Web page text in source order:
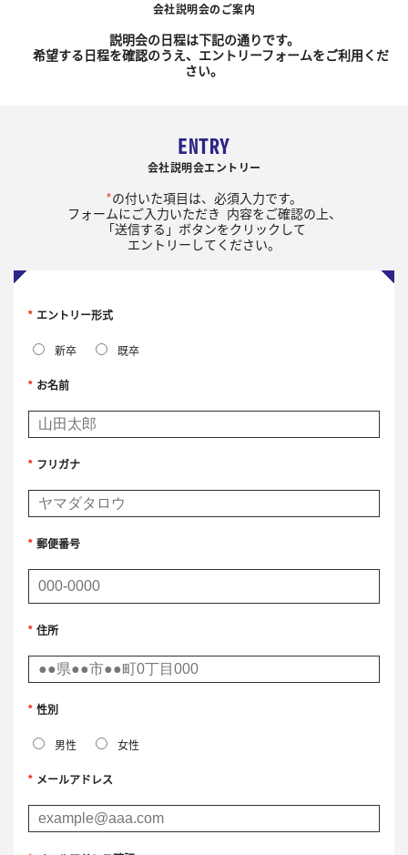
会社説明会のご案内
説明会の日程は下記の通りです。
希望する日程を確認のうえ、エントリーフォームをご利用くだ
さい。
ENTRY
会社説明会エントリー
*の付いた項目は、必須入力です。
フォームにご入力いただき 内容をご確認の上、
「送信する」ボタンをクリックして
エントリーしてください。
* エントリー形式
新卒 既卒
* お名前
* フリガナ
* 郵便番号
* 住所
* 性別
男性 女性
* メールアドレス